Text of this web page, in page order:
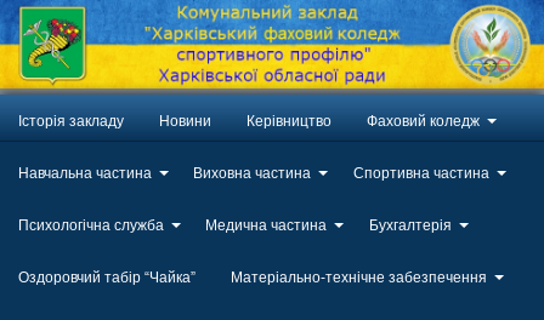
Історія закладу Новини Керівництво Фаховий коледж
Навчальна частина Виховна частина Спортивна частина
Психологічна служба Медична частина Бухгалтерія
Оздоровчий табір “Чайка” Матеріально-технічне забезпечення